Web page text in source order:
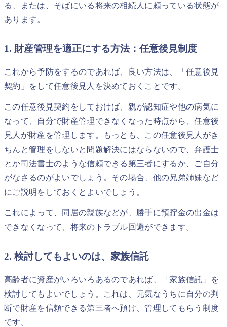
る、または、そばにいる将来の相続人に頼っている状態が
あります。
1. 財産管理を適正にする方法：任意後見制度
これから予防をするのであれば、良い方法は、「任意後見
契約」をして任意後見人を決めておくことです。
この任意後見契約をしておけば、親が認知症や他の病気に
なって、自分で財産管理できなくなった時点から、任意後
見人が財産を管理します。もっとも、この任意後見人がき
ちんと管理をしないと問題解決にはならないので、弁護士
とか司法書士のような信頼できる第三者にするか、ご自分
がなさるのがよいでしょう。その場合、他の兄弟姉妹など
にご説明をしておくとよいでしょう。
これによって、同居の親族などが、勝手に預貯金の出金は
できなくなって、将来のトラブル回避ができます。
2. 検討してもよいのは、家族信託
高齢者に資産がいろいろあるのであれば、「家族信託」を
検討してもよいでしょう。これは、元気なうちに自分の判
断で財産を信頼できる第三者へ預け、管理してもらう制度
です。